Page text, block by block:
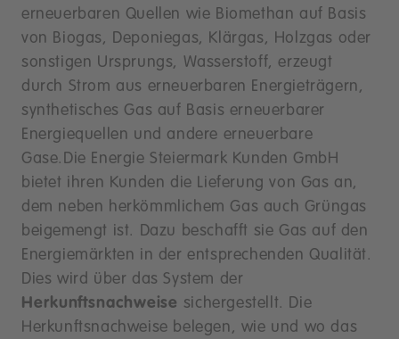
erneuerbaren Quellen wie Biomethan auf Basis
von Biogas, Deponiegas, Klärgas, Holzgas oder
sonstigen Ursprungs, Wasserstoff, erzeugt
durch Strom aus erneuerbaren Energieträgern,
synthetisches Gas auf Basis erneuerbarer
Energiequellen und andere erneuerbare
Gase. Die Energie Steiermark Kunden GmbH
bietet ihren Kunden die Lieferung von Gas an,
dem neben herkömmlichem Gas auch Grüngas
beigemengt ist. Dazu beschafft sie Gas auf den
Energiemärkten in der entsprechenden Qualität.
Dies wird über das System der
Herkunftsnachweise sichergestellt. Die
Herkunftsnachweise belegen, wie und wo das